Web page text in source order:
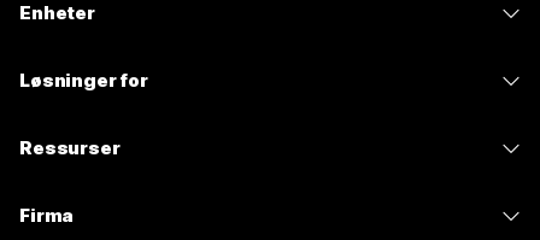
Enheter
Løsninger for
Ressurser
Firma